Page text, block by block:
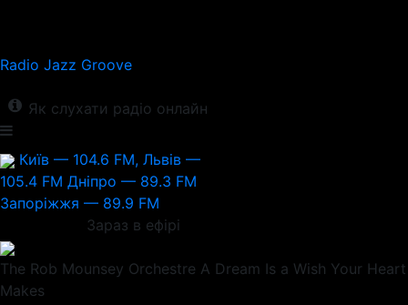
Radio Jazz Groove
Як слухати радіо онлайн
Київ — 104.6 FM, Львів —
105.4 FM Дніпро — 89.3 FM
Запоріжжя — 89.9 FM
Зараз в ефірі
The Rob Mounsey Orchestre A Dream Is a Wish Your Heart
Makes